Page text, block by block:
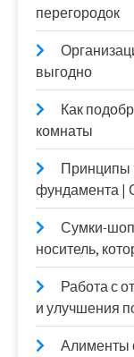
перегородок
выгодно
Как
комнаты
Принципы
фундамента |
Сумки-
носитель,
Работа с
и улучшения
Алименты